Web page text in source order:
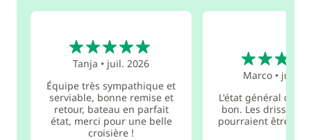
Tanja • juil. 2026
Équipe très sympathique et
serviable, bonne remise et
retour, bateau en parfait
état, merci pour une belle
croisière !
Marco• juin
L'état général du
bon. Les drisses
pourraient être